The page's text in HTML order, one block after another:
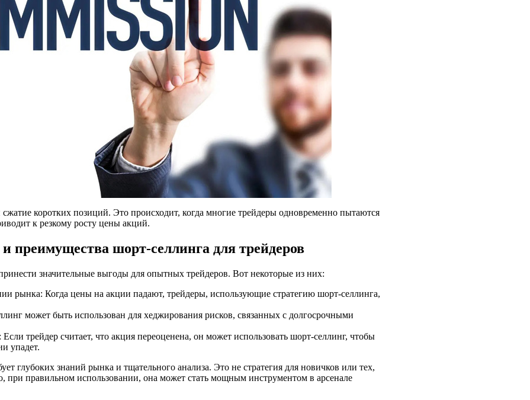
коротких позиций. Это происходит, когда многие трейдеры одновременно пытаются
к резкому росту цены акций.
преимущества шорт-селлинга для трейдеров
значительные выгоды для опытных трейдеров. Вот некоторые из них:
рынка: Когда цены на акции падают, трейдеры, использующие стратегию шорт-селлинга,
может быть использован для хеджирования рисков, связанных с долгосрочными
трейдер считает, что акция переоценена, он может использовать шорт-селлинг, чтобы
упадет.
глубоких знаний рынка и тщательного анализа. Это не стратегия для новичков или тех,
при правильном использовании, она может стать мощным инструментом в арсенале